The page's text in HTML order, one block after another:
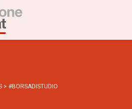
> #BORSADISTUDIO